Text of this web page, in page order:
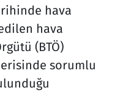
hava
hava
(BTÖ)
sorumlu